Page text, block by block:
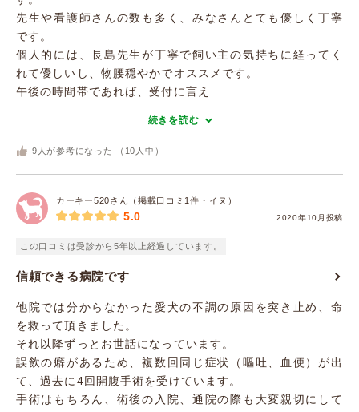
先生や看護師さんの数も多く、みなさんとても優しく丁寧
です。
個人的には、長島先生が丁寧で飼い主の気持ちに経ってく
れて優しいし、物腰穏やかでオススメです。
午後の時間帯であれば、受付に言え...
続きを読む
9 人が参考になった （ 10 人中）
カーキー520さん（掲載口コミ1件・イヌ）
2020年10月投稿
5.0
この口コミは受診から5年以上経過しています。
信頼できる病院です
他院では分からなかった愛犬の不調の原因を突き止め、命
を救って頂きました。
それ以降ずっとお世話になっています。
誤飲の癖があるため、複数回同じ症状（嘔吐、血便）が出
て、過去に4回開腹手術を受けています。
手術はもちろん、術後の入院、通院の際も大変親切にして